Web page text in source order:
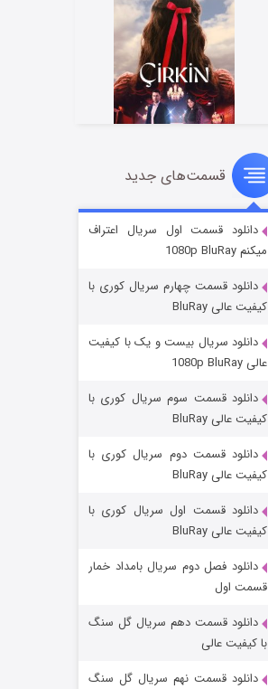
سریال زشت
قسمت۲ (زیرنویس) منتشر شد
مردگان متحرک: شهر مرده ۳
شکست استوارت در نجات جهان
قسمت ۷ (زیرنویس) منتشر شد
قسمت‌های جدید
دانلود قسمت اول سریال اعتراف
میکنم 1080p BluRay
دانلود قسمت چهارم سریال کوری با
کیفیت عالی BluRay
دانلود سریال بیست و یک با کیفیت
عالی 1080p BluRay
دانلود قسمت سوم سریال کوری با
کیفیت عالی BluRay
دانلود قسمت دوم سریال کوری با
کیفیت عالی BluRay
دانلود قسمت اول سریال کوری با
کیفیت عالی BluRay
دانلود فصل دوم سریال بامداد خمار
قسمت اول
دانلود قسمت دهم سریال گل سنگ
با کیفیت عالی
دانلود قسمت نهم سریال گل سنگ